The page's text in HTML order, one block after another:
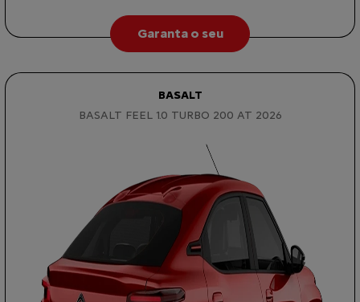
Garanta o seu
BASALT
BASALT FEEL 1.0 TURBO 200 AT 2026